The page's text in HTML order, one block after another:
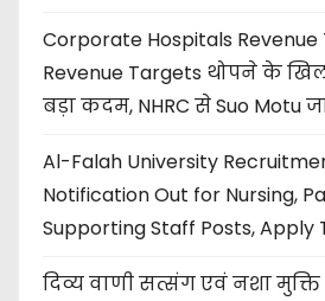
Corporate Hospitals Revenue
Revenue Targets थोपने के
बड़ा कदम, NHRC से Suo Motu
Al-Falah University
Notification Out for Nursing,
Supporting Staff Posts, Apply
दिव्य वाणी सत्संग एवं नशा